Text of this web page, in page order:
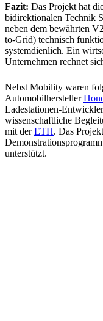
Fazit: Das Projekt hat
bidirektionalen Technik
neben dem bewährten
to-Grid) technisch
systemdienlich. Ein
Unternehmen rechnet
Nebst Mobility waren
Automobilhersteller
Ladestationen-
wissenschaftliche
mit derETH. Das
unterstützt.